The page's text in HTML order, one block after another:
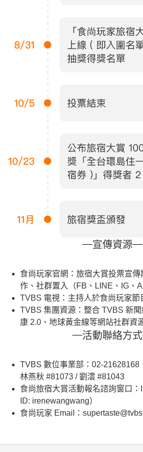
宣傳資源
食尚玩家官網：旅宿大賞投票宣
作、社群置入（FB、LINE、IG、
TVBS 電視：主持人於食尚玩家節
TVBS 集團資源：整合 TVBS 新
康 2.0、地球黃金線等網站社群資
活動聯絡方式
TVBS 數位事業部：02-21628168
林燕秋 #81073 / 劉澐 #81043
食尚旅宿大賞活動報名諮詢窗口：
ID: irenewangwang）
食尚玩家 Email：